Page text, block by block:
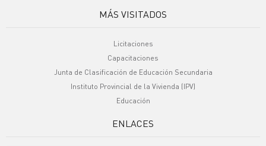
MÁS VISITADOS
Licitaciones
Capacitaciones
Junta de Clasificación de Educación Secundaria
Instituto Provincial de la Vivienda (IPV)
Educación
ENLACES